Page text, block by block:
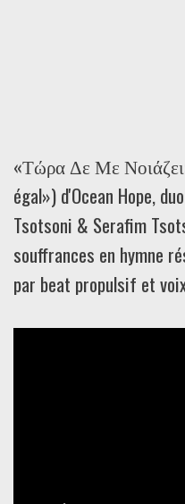
«Τώρα Δε Με
égal») d'Ocean Hope,
Tsotsoni & Serafim
souffrances en hymne
par beat propulsif et